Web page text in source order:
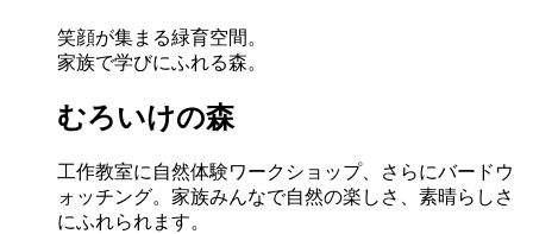
笑顔が集まる緑育空間。
家族で学びにふれる森。
むろいけの森
工作教室に自然体験ワークショップ、さらにバードウ
ォッチング。家族みんなで自然の楽しさ、素晴らしさ
にふれられます。